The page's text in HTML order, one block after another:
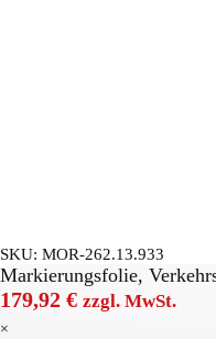
SKU: MOR-262.13.933
Markierungsfolie,
179,92 € zzgl. MwSt.
×